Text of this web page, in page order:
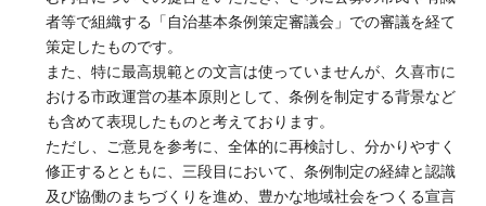
者等で組織する「自治基本条例策定審議会」での審議を経て
策定したものです。
また、特に最高規範との文言は使っていませんが、久喜市に
おける市政運営の基本原則として、条例を制定する背景など
も含めて表現したものと考えております。
ただし、ご意見を参考に、全体的に再検討し、分かりやすく
修正するとともに、三段目において、条例制定の経緯と認識
及び協働のまちづくりを進め、豊かな地域社会をつくる宣言